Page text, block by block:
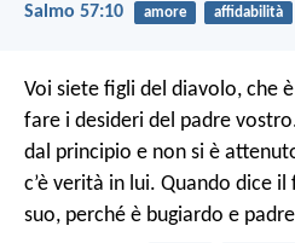
Salmo 57:10 amore affidabilità
Voi siete figli del diavolo, che
fare i desideri del padre
dal principio e non si è
c’è verità in lui. Quando dice
suo, perché è bugiardo e